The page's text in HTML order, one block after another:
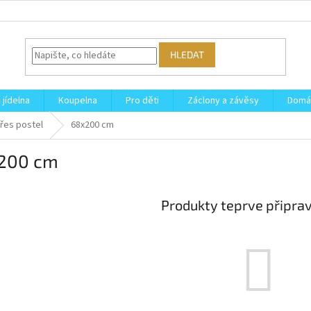
HLEDAT
jídelna Koupelna Pro děti Záclony a závěsy
postel 68x200 cm
cm
Produkty teprve